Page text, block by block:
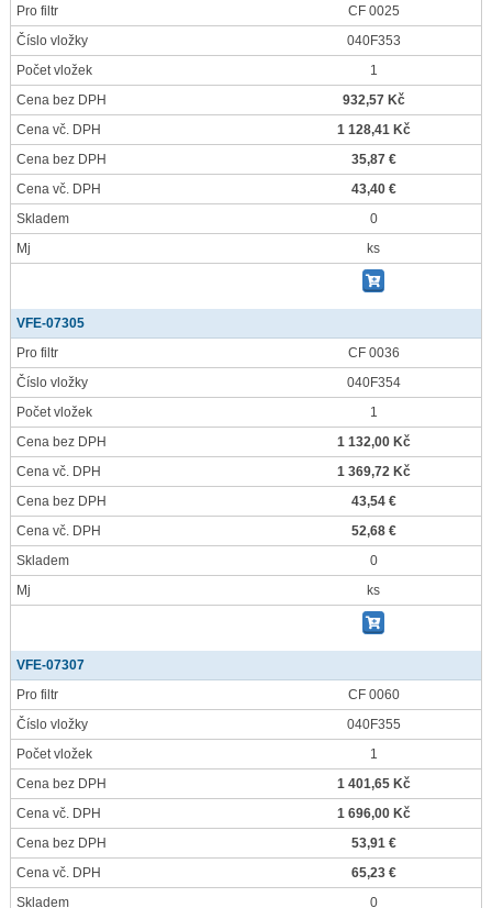
Pro filtr
CF 0025
Číslo vložky
040F353
Počet vložek
1
Cena bez DPH
932,57 Kč
Cena vč. DPH
1 128,41 Kč
Cena bez DPH
35,87 €
Cena vč. DPH
43,40 €
Skladem
0
Mj
ks
VFE-07305
Pro filtr
CF 0036
Číslo vložky
040F354
Počet vložek
1
Cena bez DPH
1 132,00 Kč
Cena vč. DPH
1 369,72 Kč
Cena bez DPH
43,54 €
Cena vč. DPH
52,68 €
Skladem
0
Mj
ks
VFE-07307
Pro filtr
CF 0060
Číslo vložky
040F355
Počet vložek
1
Cena bez DPH
1 401,65 Kč
Cena vč. DPH
1 696,00 Kč
Cena bez DPH
53,91 €
Cena vč. DPH
65,23 €
Skladem
0